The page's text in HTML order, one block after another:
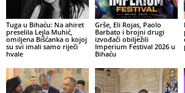
Tuga u Bihaću: Na ahiret
preselila Lejla Muhić,
omiljena Bišćanka o kojoj
su svi imali samo riječi
hvale
Grše, Eli Rojas, Paolo
Barbato i brojni drugi
izvođači obilježili
Imperium Festival 2026 u
Bihaću